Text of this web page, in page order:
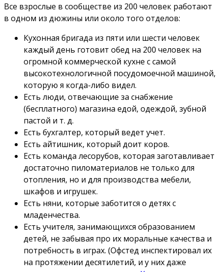
Все взрослые в сообществе из 200 человек работают
в одном из дюжины или около того отделов:
Кухонная бригада из пяти или шести человек
каждый день готовит обед на 200 человек на
огромной коммерческой кухне с самой
высокотехнологичной посудомоечной машиной,
которую я когда-либо видел.
Есть люди, отвечающие за снабжение
(бесплатного) магазина едой, одеждой, зубной
пастой и т. д.
Есть бухгалтер, который ведет учет.
Есть айтишник, который доит коров.
Есть команда лесорубов, которая заготавливает
достаточно пиломатериалов не только для
отопления, но и для производства мебели,
шкафов и игрушек.
Есть няни, которые заботится о детях с
младенчества.
Есть учителя, занимающихся образованием
детей, не забывая про их моральные качества и
потребность в играх. (Офстед инспектировал их
на протяжении десятилетий, и у них даже